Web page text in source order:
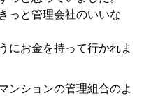
っと管理会社のいいな
にお金を持って行かれま
ンションの管理組合のよ